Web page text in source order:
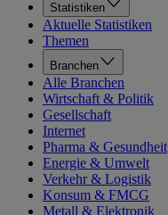
Statistiken
Aktuelle Statistiken
Themen
Branchen
Alle Branchen
Wirtschaft & Politik
Gesellschaft
Internet
Pharma & Gesundheit
Energie & Umwelt
Verkehr & Logistik
Konsum & FMCG
Metall & Elektronik